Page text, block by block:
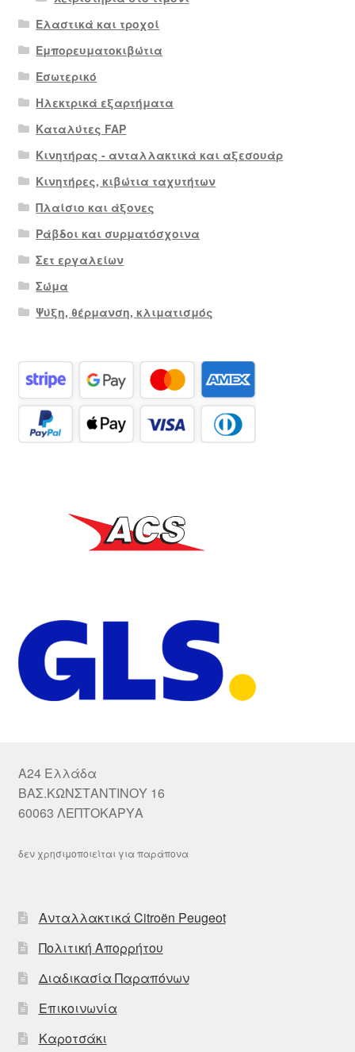
Ελαστικά και τροχοί
Εμπορευματοκιβώτια
Εσωτερικό
Ηλεκτρικά εξαρτήματα
Καταλύτες FAP
Κινητήρας - ανταλλακτικά και αξεσουάρ
Κινητήρες, κιβώτια ταχυτήτων
Πλαίσιο και άξονες
Ράβδοι και συρματόσχοινα
Σετ εργαλείων
Σώμα
Ψύξη, θέρμανση, κλιματισμός
A24 Ελλάδα
ΒΑΣ.ΚΩΝΣΤΑΝΤΙΝΟΥ 16
60063 ΛΕΠΤΟΚΑΡΥΑ
δεν χρησιμοποιείται για παράπονα
Ανταλλακτικά Citroën Peugeot
Πολιτική Απορρήτου
Διαδικασία Παραπόνων
Επικοινωνία
Καροτσάκι